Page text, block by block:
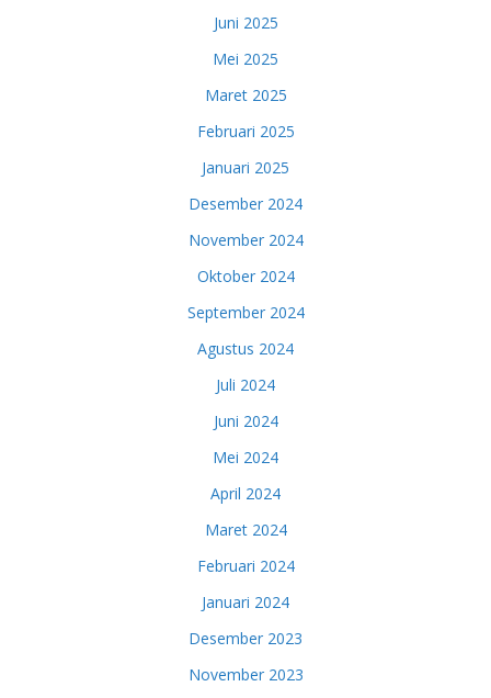
Juni 2025
Mei 2025
Maret 2025
Februari 2025
Januari 2025
Desember 2024
November 2024
Oktober 2024
September 2024
Agustus 2024
Juli 2024
Juni 2024
Mei 2024
April 2024
Maret 2024
Februari 2024
Januari 2024
Desember 2023
November 2023